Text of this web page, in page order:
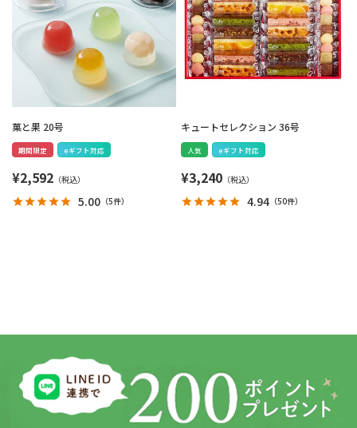
菓と果 20号
期間限定 eギフト対応
¥2,592
5.00 （5件）
キュートセレクション 36号
人気 eギフト対応
¥3,240
4.94 （50件）